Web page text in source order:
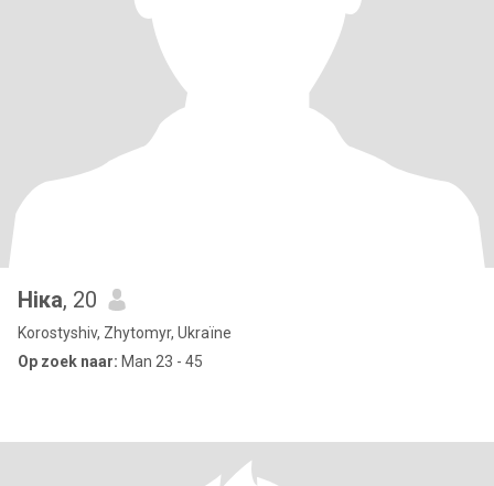
Ніка, 20
Korostyshiv, Zhytomyr, Ukraïne
Op zoek naar: Man 23 - 45